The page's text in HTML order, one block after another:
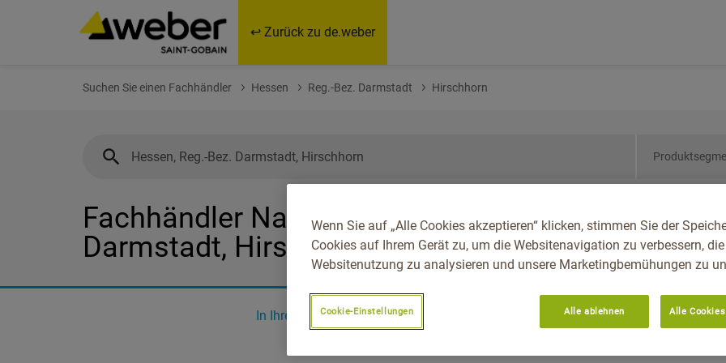
↩ Zurück zu de.weber
Suchen Sie einen Fachhändler Hessen Reg.-Bez. Darmstadt Hirschhorn
Fachhändler Nahe Hessen, Reg.-Bez.
Darmstadt, Hirschhorn
In Ihrer Nähe 0
Wenn Sie auf „Alle Cookies akzeptieren“ klicken, stimmen Sie der
Cookies auf Ihrem Gerät zu, um die Websitenavigation zu verbessern, die
Websitenutzung zu analysieren und unsere Marketingbemühungen zu
Cookie-Einstellungen Alle ablehnen Alle